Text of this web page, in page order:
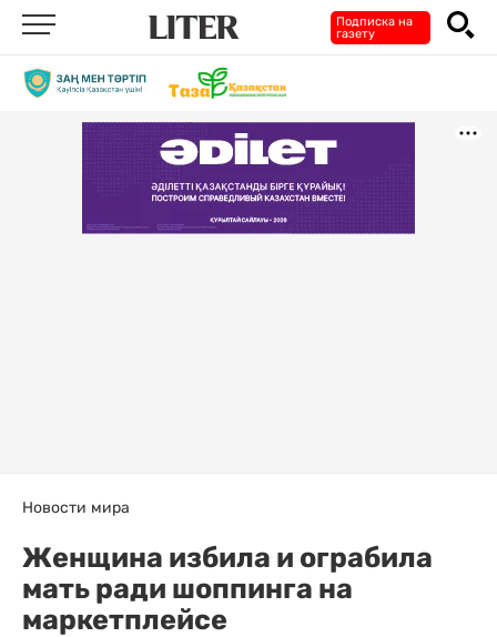
Подписка на
газету
Новости мира
Женщина избила и ограбила
мать ради шоппинга на
маркетплейсе